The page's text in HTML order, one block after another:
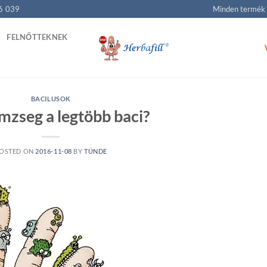
039 Minden termék
FELNŐTTEKNEK
BACILUSOK
a legtöbb baci?
ON 2016-11-08 BYTÜNDE